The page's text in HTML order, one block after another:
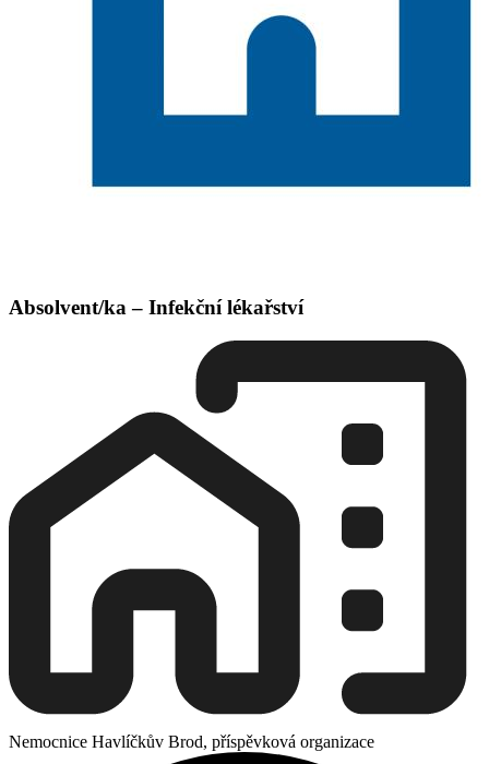
Absolvent/ka – Infekční lékařství
Nemocnice Havlíčkův Brod, příspěvková organizace